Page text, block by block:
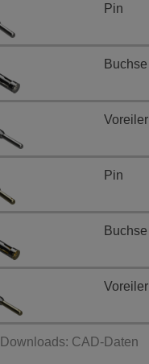
CAD-Daten
Pin
Buchse
Voreiler
Pin
Buchse
Voreiler